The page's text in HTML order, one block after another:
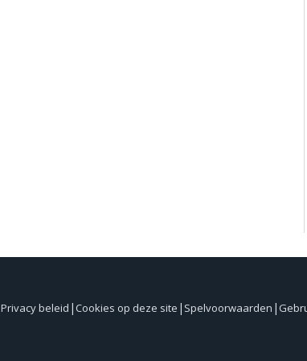
Privacy beleid Cookies op deze site Spelvoorwaarden